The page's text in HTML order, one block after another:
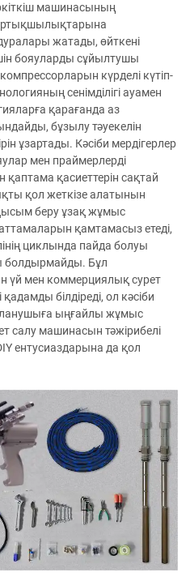
машинасының
жатады, өйткені
бояуларды сұйылтушы
күрделі күтіп-
сенімділігі ауамен
қарағанда аз
бұзылу тәуекелін
ұзартады. Кәсіби мердігерлер
мен праймерлерді
қаптама қасиеттерін сақтай
қол жеткізе алатынын
беру ұзақ жұмыс
қамтамасыз етеді,
циклында пайда болуы
болдырмайды. Бұл
үй мен коммерциялық сурет
білдіреді, ол кәсіби
ыңғайлы жұмыс
салу машинасын тәжірибелі
ентусиаздарына да қол